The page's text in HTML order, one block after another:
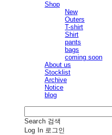
Shop
New
Outers
T-shirt
Shirt
pants
bags
coming soon
About us
Stocklist
Archive
Notice
blog
Search 검색
Log In 로그인